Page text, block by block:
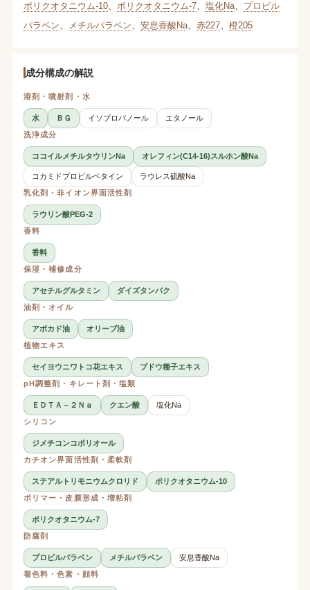
ポリクオタニウム-10、 ポリクオタニウム-7、 塩化Na、 プロピル
パラベン
メチルパラベン 安息香酸Na、 赤227、 橙205
成分構成の解説
溶剤・噴射剤・水
水 ＢＧ イソプロパノール
エタノール
洗浄成分
ココイルメチルタウリンNa オレフィン(C14-16)スルホン酸Na
コカミドプロピルベタイン
ラウレス硫酸Na
乳化剤・非イオン界面活性剤
ラウリン酸PEG-2
香料
香料
保湿・補修成分
アセチルグルタミン
ダイズタンパク
油剤・オイル
アボカド油
オリーブ油
植物エキス
セイヨウニワトコ花エキス
ブドウ種子エキス
pH調整剤・キレート剤・塩類
ＥＤＴＡ－２Ｎａ クエン酸
塩化Na
シリコン
ジメチコンコポリオール
カチオン界面活性剤・柔軟剤
ステアルトリモニウムクロリド
ポリクオタニウム-10
ポリマー・皮膜形成・増粘剤
ポリクオタニウム-7
防腐剤
プロピルパラベン メチルパラベン
安息香酸Na
着色料・色素・顔料